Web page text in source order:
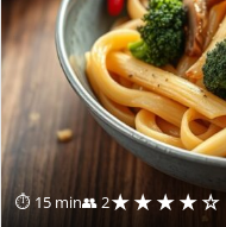
⏱ 15 min👥 2★★★★☆